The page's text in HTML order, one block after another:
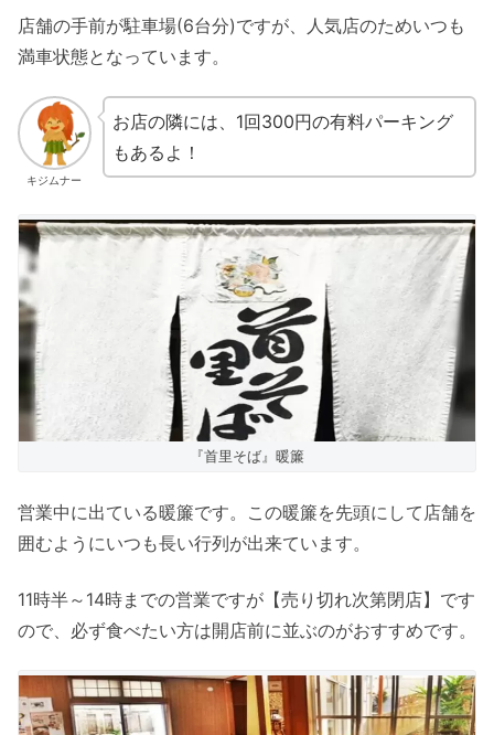
店舗の手前が駐車場(6台分)ですが、人気店のためいつも
満車状態となっています。
キジムナー
お店の隣には、1回300円の有料パーキング
もあるよ！
『首里そば』暖簾
営業中に出ている暖簾です。この暖簾を先頭にして店舗を
囲むようにいつも長い行列が出来ています。
11時半～14時までの営業ですが【売り切れ次第閉店】です
ので、必ず食べたい方は開店前に並ぶのがおすすめです。